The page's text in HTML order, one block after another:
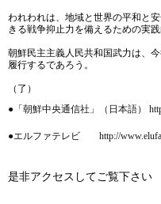
われわれは、地域と世界の平和と
きる戦争抑止力を備えるための実
朝鮮民主主義人民共和国武力は、
履行するであろう。
（了）
●「朝鮮中央通信社」（日本語）
●エルファテレビ http://
是非アクセスしてご覧下さい